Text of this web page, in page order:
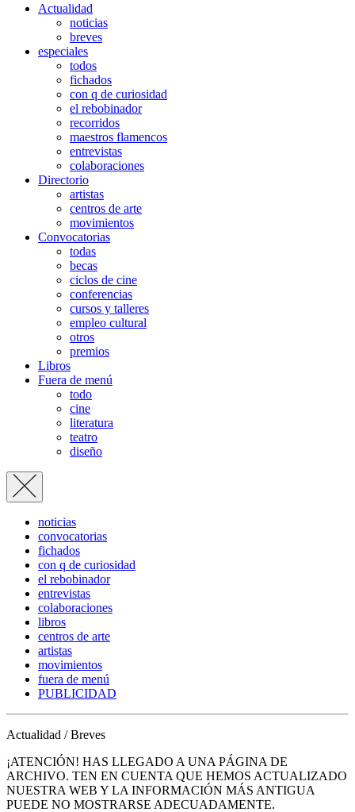
Actualidad
noticias
breves
especiales
todos
fichados
con q de curiosidad
el rebobinador
recorridos
maestros flamencos
entrevistas
colaboraciones
Directorio
artistas
centros de arte
movimientos
Convocatorias
todas
becas
ciclos de cine
conferencias
cursos y talleres
empleo cultural
otros
premios
Libros
Fuera de menú
todo
cine
literatura
teatro
diseño
noticias
convocatorias
fichados
con q de curiosidad
el rebobinador
entrevistas
colaboraciones
libros
centros de arte
artistas
movimientos
fuera de menú
PUBLICIDAD
Actualidad / Breves
¡ATENCIÓN! HAS LLEGADO A UNA PÁGINA DE
ARCHIVO. TEN EN CUENTA QUE HEMOS ACTUALIZADO
NUESTRA WEB Y LA INFORMACIÓN MÁS ANTIGUA
PUEDE NO MOSTRARSE ADECUADAMENTE.